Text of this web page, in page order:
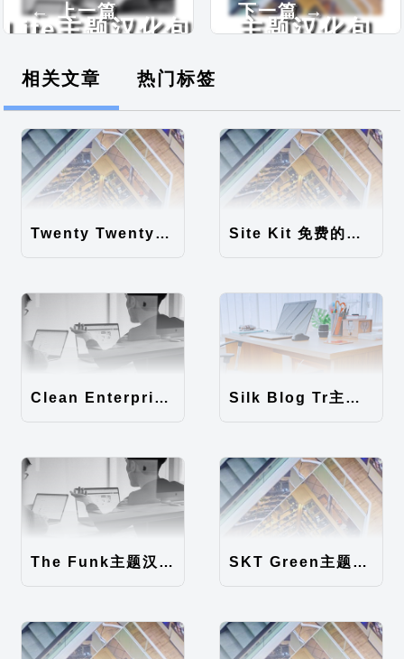
← 上一篇
Lite主题汉化包
下一篇 →
主题汉化包
相关文章 热门标签
Twenty Twenty-Five 免费的WordPress内容主题 Site Kit 免费的WordPress数据统计插件
Clean Enterprise主题汉化包 Silk Blog Tr主题汉化包
The Funk主题汉化包 SKT Green主题汉化包